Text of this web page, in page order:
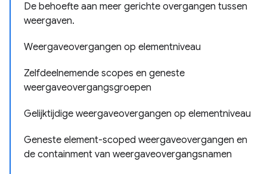
De behoefte aan meer gerichte overgangen tussen
weergaven.
Weergaveovergangen op elementniveau
Zelfdeelnemende scopes en geneste
weergaveovergangsgroepen
Gelijktijdige weergaveovergangen op elementniveau
Geneste element-scoped weergaveovergangen en
de containment van weergaveovergangsnamen